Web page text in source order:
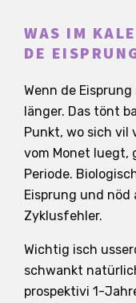
WAS IM
DE
Wenn de
länger. Das tönt
Punkt, wo sich vil
vom Monet luegt,
Periode.
Eisprung und
Zyklusfehler.
Wichtig isch
schwankt
prospektivi 1-